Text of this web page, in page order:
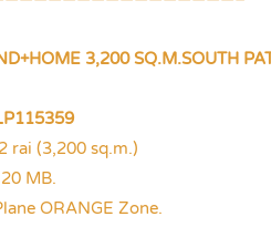
3,200 SQ.M.SOUTH
rai (3,200 sq.m.)
20 MB.
ORANGE Zone.